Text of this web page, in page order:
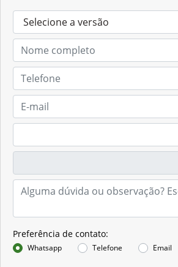
Preferência de contato:
Whatsapp Telefone Email